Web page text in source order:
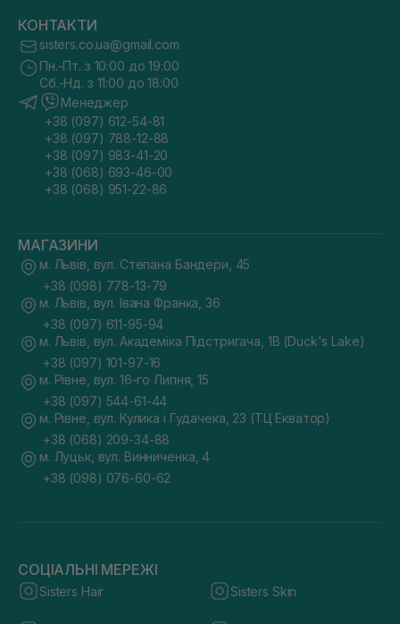
КОНТАКТИ
sisters.co.ua@gmail.com
Пн.-Пт. з 10:00 до 19:00
Сб.-Нд. з 11:00 до 18:00
Менеджер
+38 (097) 612-54-81
+38 (097) 788-12-88
+38 (097) 983-41-20
+38 (068) 693-46-00
+38 (068) 951-22-86
МАГАЗИНИ
м. Львів, вул. Степана Бандери, 45
+38 (098) 778-13-79
м. Львів, вул. Івана Франка, 36
+38 (097) 611-95-94
м. Львів, вул. Академіка Підстригача, 1В (Duck's Lake)
+38 (097) 101-97-16
м. Рівне, вул. 16-го Липня, 15
+38 (097) 544-61-44
м. Рівне, вул. Кулика і Гудачека, 23 (ТЦ Екватор)
+38 (068) 209-34-88
м. Луцьк, вул. Винниченка, 4
+38 (098) 076-60-62
СОЦІАЛЬНІ МЕРЕЖІ
Sisters Hair Sisters Skin